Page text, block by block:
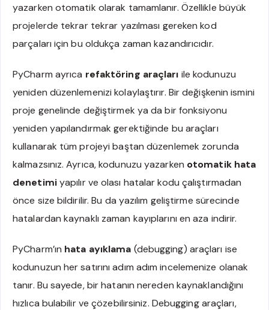
yazarken otomatik olarak tamamlanır. Özellikle büyük
projelerde tekrar tekrar yazılması gereken kod
parçaları için bu oldukça zaman kazandırıcıdır.
PyCharm ayrıca refaktöring araçları ile kodunuzu
yeniden düzenlemenizi kolaylaştırır. Bir değişkenin ismini
proje genelinde değiştirmek ya da bir fonksiyonu
yeniden yapılandırmak gerektiğinde bu araçları
kullanarak tüm projeyi baştan düzenlemek zorunda
kalmazsınız. Ayrıca, kodunuzu yazarken otomatik hata
denetimiyapılır ve olası hatalar kodu çalıştırmadan
önce size bildirilir. Bu da yazılım geliştirme sürecinde
hatalardan kaynaklı zaman kayıplarını en aza indirir.
PyCharm’ın hata ayıklama (debugging) araçları ise
kodunuzun her satırını adım adım incelemenize olanak
tanır. Bu sayede, bir hatanın nereden kaynaklandığını
hızlıca bulabilir ve çözebilirsiniz. Debugging araçları,